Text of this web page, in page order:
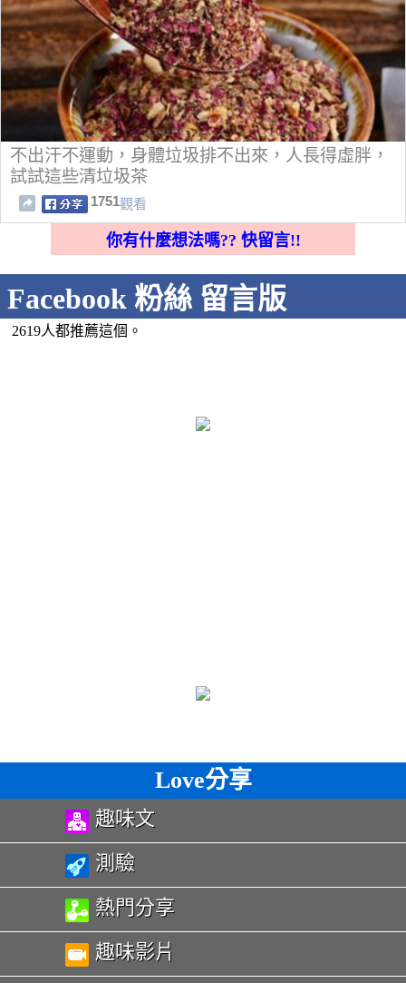
不出汗不運動，身體垃圾排不出來，人長得虛胖，
試試這些清垃圾茶
1751觀看
你有什麼想法嗎?? 快留言!!
Facebook 粉絲 留言版
2619人都推薦這個。
Love分享
趣味文
測驗
熱門分享
趣味影片